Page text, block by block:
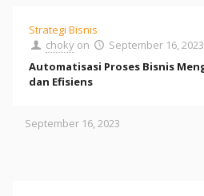
Strategi Bisnis
choky on
September 16, 2023
Automatisasi Proses Bisnis
dan Efisiens
September 16, 2023